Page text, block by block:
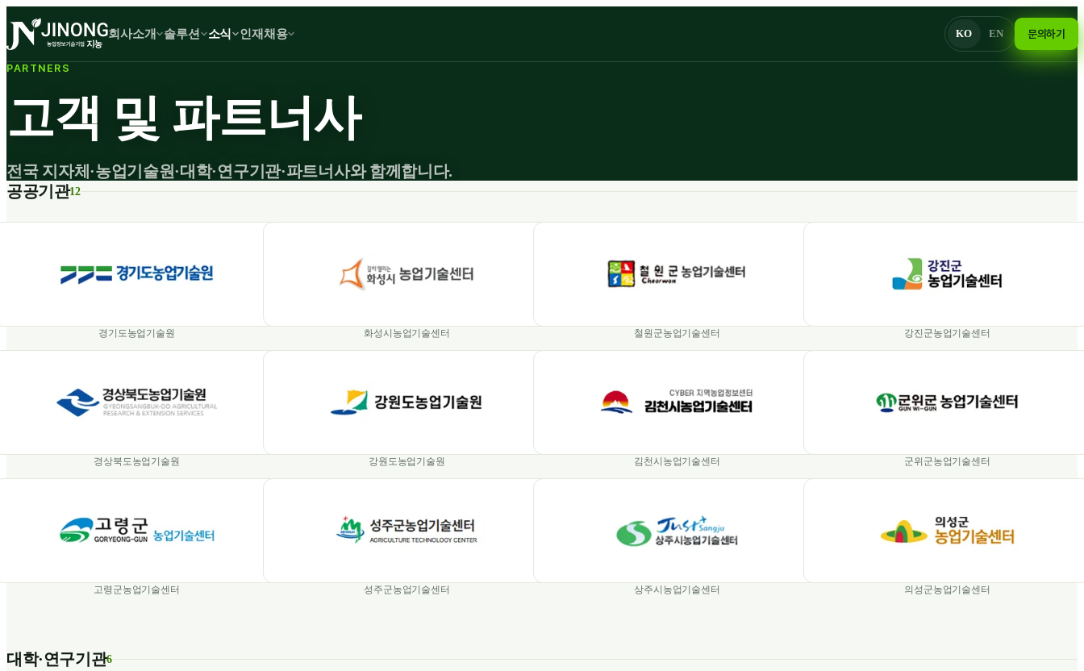
회사소개 솔루션 소식 인재채용 KO EN 문의하기
PARTNERS
고객 및 파트너사
전국 지자체·​농업기술원·​대학·​연구기관·​파트너사와 함께합니다.
공공기관12
경기도농업기술원 화성시농업기술센터 철원군농업기술센터 강진군농업기술센터
경상북도농업기술원 강원도농업기술원 김천시농업기술센터 군위군농업기술센터
고령군농업기술센터 성주군농업기술센터 상주시농업기술센터 의성군농업기술센터
대학·연구기관6